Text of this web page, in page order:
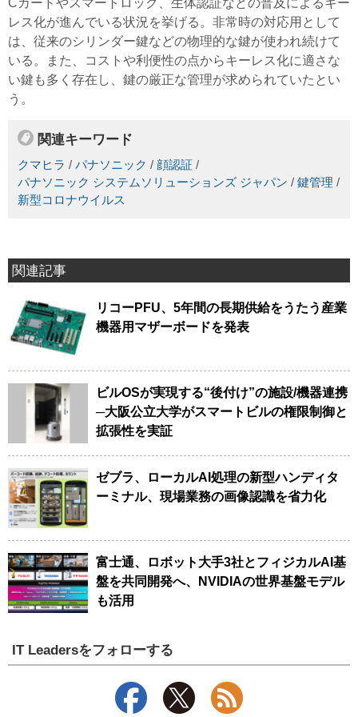
レス化が進んでいる状況を挙げる。非常時の対応用として
は、従来のシリンダー鍵などの物理的な鍵が使われ続けて
いる。また、コストや利便性の点からキーレス化に適さな
い鍵も多く存在し、鍵の厳正な管理が求められていたとい
う。
関連キーワード
クマヒラ / パナソニック / 顔認証 /
パナソニック システムソリューションズ ジャパン / 鍵管理 /
新型コロナウイルス
関連記事
リコーPFU、5年間の長期供給をうたう産業
機器用マザーボードを発表
ビルOSが実現する“後付け”の施設/機器連携
─大阪公立大学がスマートビルの権限制御と
拡張性を実証
ゼブラ、ローカルAI処理の新型ハンディタ
ーミナル、現場業務の画像認識を省力化
富士通、ロボット大手3社とフィジカルAI基
盤を共同開発へ、NVIDIAの世界基盤モデル
も活用
IT Leadersをフォローする